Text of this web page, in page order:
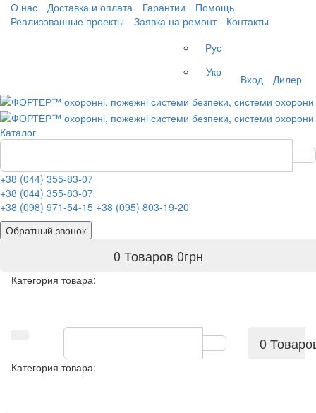
О нас Доставка и оплата Гарантии
Помощь
Реализованные проекты
Заявка на ремонт
Контакты
Рус
Укр
Вход Дилер
Каталог
+38 (044) 355-83-07
+38 (044) 355-83-07
+38 (098) 971-54-15 +38 (095) 803-19-20
Обратный звонок
0 Товаров 0грн
Категория товара:
0
Категория товара: